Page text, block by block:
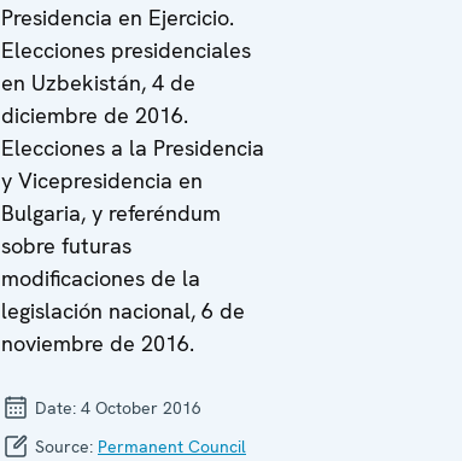
Presidencia en Ejercicio.
Elecciones presidenciales
en Uzbekistán, 4 de
diciembre de 2016.
Elecciones a la Presidencia
y Vicepresidencia en
Bulgaria, y referéndum
sobre futuras
modificaciones de la
legislación nacional, 6 de
noviembre de 2016.
Date: 4 October 2016
Source: Permanent Council